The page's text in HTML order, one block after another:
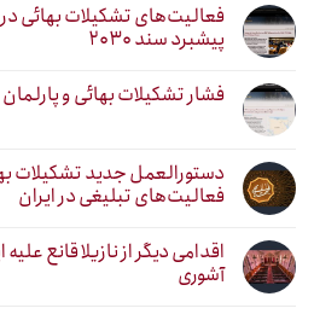
فعالیت‌های تشکیلات بهائی
پیشبرد سند ۲۰۳۰
فشار تشکیلات بهائی و
دستورالعمل جدید تشکیلات
فعالیت‌های تبلیغی در ایران
اقدامی دیگر از نازیلا قانع
آشوری